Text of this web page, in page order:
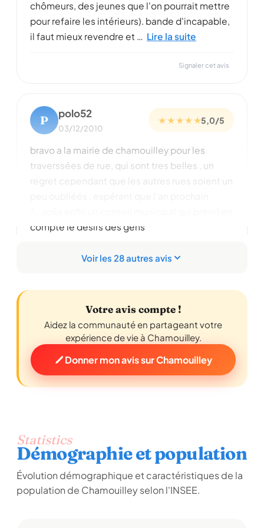
chômeurs, des jeunes que l'on pourrait mettre
pour refaire les intérieurs). bande d'incapable,
il faut mieux revendre et … Lire la suite
Signaler cet avis
P polo52
03/12/2010
★ ★ ★ ★ ★5,0/5
bravo a la mairie de chamouilley pour les
traverssées de rue, qui sont tres belles , un
regret cependant que les autres rues soient un
compte le desirs des gens
Signaler cet avis
★ ★ ★ ★
moi je dis quil fait bon vivre a chamouilley; c les
gens qui sont pas francs ; mechants meme et
ctoujours les meme; heureusement on les
connait; moi je sui sastifait ;une seule chose
Signaler cet avis
Voir les 28 autres avis
Votre avis compte !
Aidez la communauté en partageant votre
expérience de vie à Chamouilley.
Donner mon avis sur Chamouilley
Statistics
Démographie et population
Évolution démographique et caractéristiques de la
population de Chamouilley selon l'INSEE.